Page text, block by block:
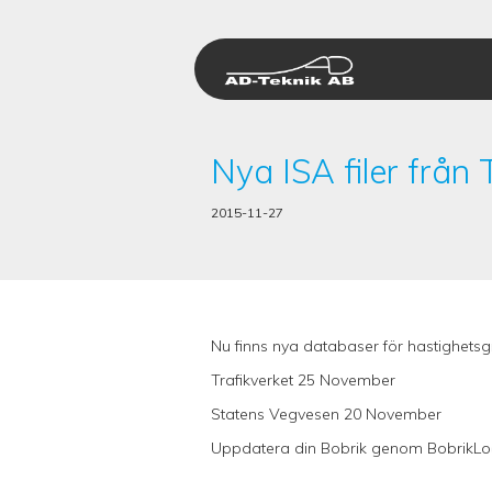
Nya ISA filer från
2015-11-27
Nu finns nya databaser för
Trafikverket 25 November
Statens Vegvesen 20 November
Uppdatera din Bobrik genom